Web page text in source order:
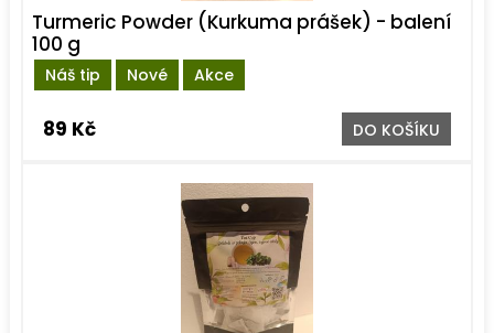
Náš tip Nové Akce
Turmeric Powder (Kurkuma prášek) - balení
100 g
89 Kč DO KOŠÍKU